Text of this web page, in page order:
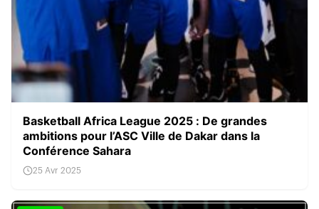
Basketball Africa League 2025 : De grandes
ambitions pour l’ASC Ville de Dakar dans la
Conférence Sahara
25 Avr 2025